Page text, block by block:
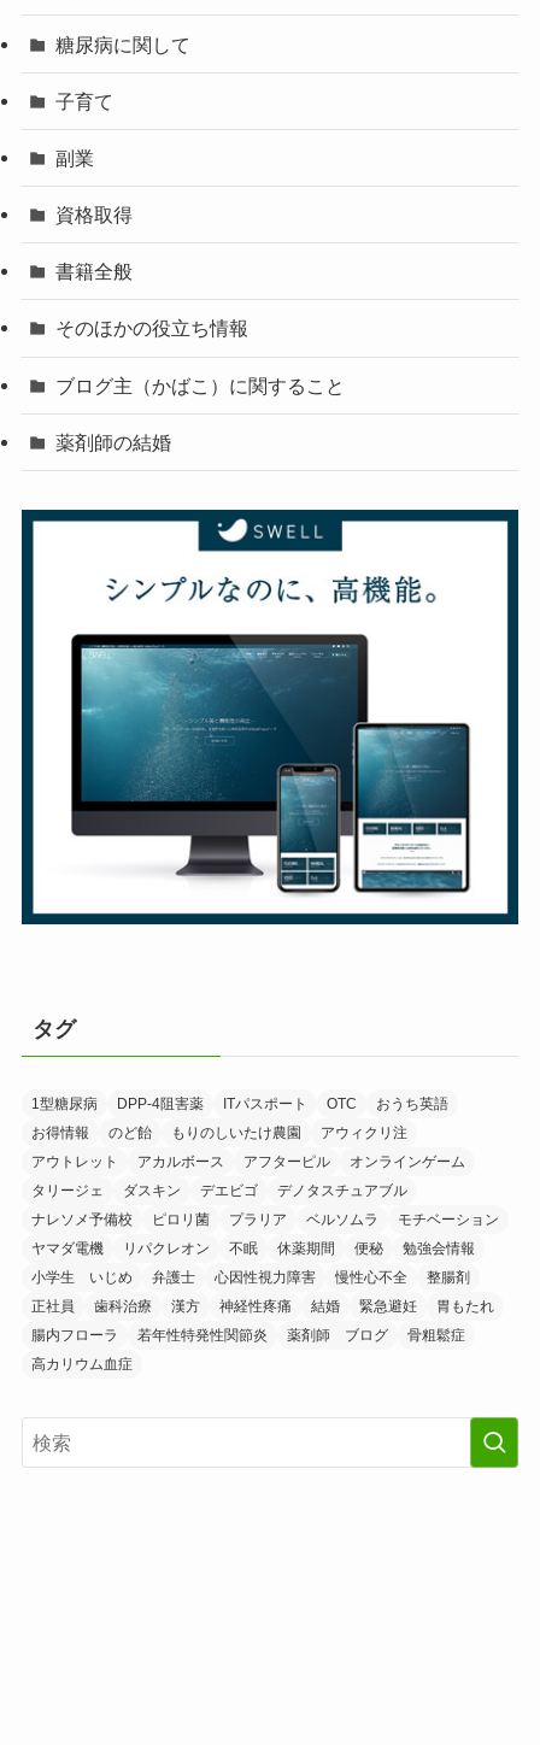
糖尿病に関して
子育て
副業
資格取得
書籍全般
そのほかの役立ち情報
ブログ主（かばこ）に関すること
薬剤師の結婚
タグ
1型糖尿病 DPP-4阻害薬 ITパスポート OTC
おうち英語
お得情報
のど飴 もりのしいたけ農園
アウィクリ注
アウトレット
アカルボース アフターピル
オンラインゲーム
タリージェ
ダスキン デエビゴ
デノタスチュアブル
ナレソメ予備校
ピロリ菌 プラリア ベルソムラ
モチベーション
ヤマダ電機
リパクレオン 不眠 休薬期間 便秘
勉強会情報
小学生 いじめ
弁護士 心因性視力障害 慢性心不全
整腸剤
正社員
歯科治療 漢方 神経性疼痛 結婚 緊急避妊
胃もたれ
腸内フローラ
若年性特発性関節炎 薬剤師 ブログ
骨粗鬆症
高カリウム血症